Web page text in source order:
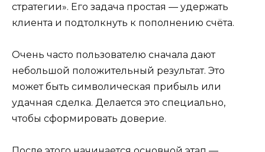
стратегии». Его задача простая — удержать
клиента и подтолкнуть к пополнению счёта.
Очень часто пользователю сначала дают
небольшой положительный результат. Это
может быть символическая прибыль или
удачная сделка. Делается это специально,
чтобы сформировать доверие.